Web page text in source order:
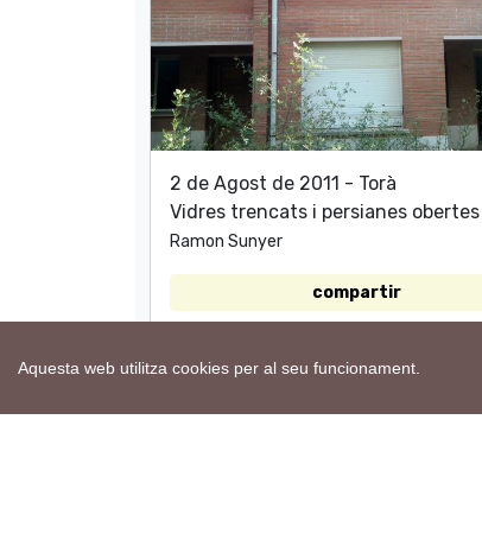
Aquesta web utilitza cookies per al seu funcionament.
2 de Agost de 2011 - Torà
Vidres trencats i persianes obertes
Ramon Sunyer
compartir